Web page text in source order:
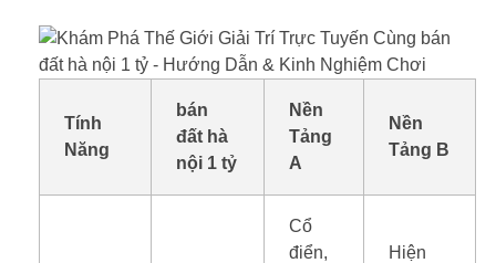
Tính
Năng
bán
đất hà
nội 1 tỷ
Nền
Tảng
A
Nền
Tảng B
Cổ
điển,
Hiện